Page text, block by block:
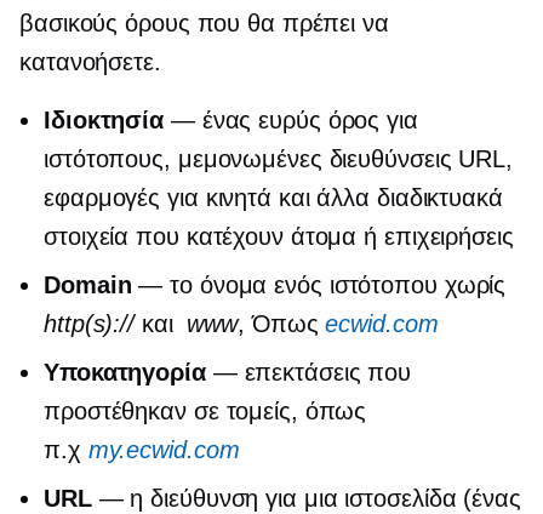
βασικούς όρους που θα πρέπει να
κατανοήσετε.
Ιδιοκτησία — ένας ευρύς όρος για
ιστότοπους, μεμονωμένες διευθύνσεις URL,
εφαρμογές για κινητά και άλλα διαδικτυακά
στοιχεία που κατέχουν άτομα ή επιχειρήσεις
Domain — το όνομα ενός ιστότοπου χωρίς
http(s)://και www, Όπωςecwid.com
Υποκατηγορία— επεκτάσεις που
προστέθηκαν σε τομείς, όπως
π.χ my.ecwid.com
URL— η διεύθυνση για μια ιστοσελίδα (ένας